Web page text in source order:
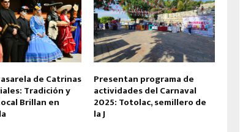
de Catrinas
Tradición y
Brillan en
Presentan programa de
actividades del Carnaval
2025: Totolac, semillero de
la J